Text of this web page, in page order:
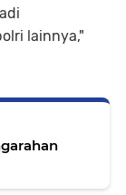
lainnya,"